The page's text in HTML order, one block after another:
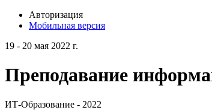
Авторизация
Мобильная версия
19 - 20 мая 2022 г.
Преподавание
ИТ-Образование - 2022